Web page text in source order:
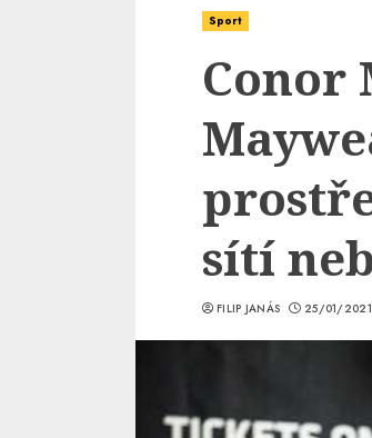
Sport
Conor
sítí
FILIP JANÁS 25/01/2021